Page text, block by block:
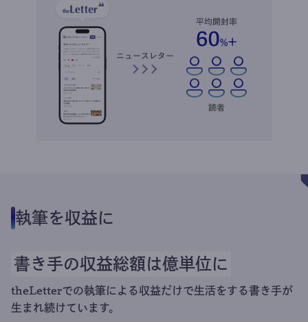
執筆を収益に
書き手の収益総額は億単位に
theLetterでの執筆による収益だけで生活をする書き手が
生まれ続けています。